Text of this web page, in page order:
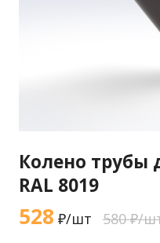
Колено трубы
RAL 8019
528 ₽/шт 580 ₽/